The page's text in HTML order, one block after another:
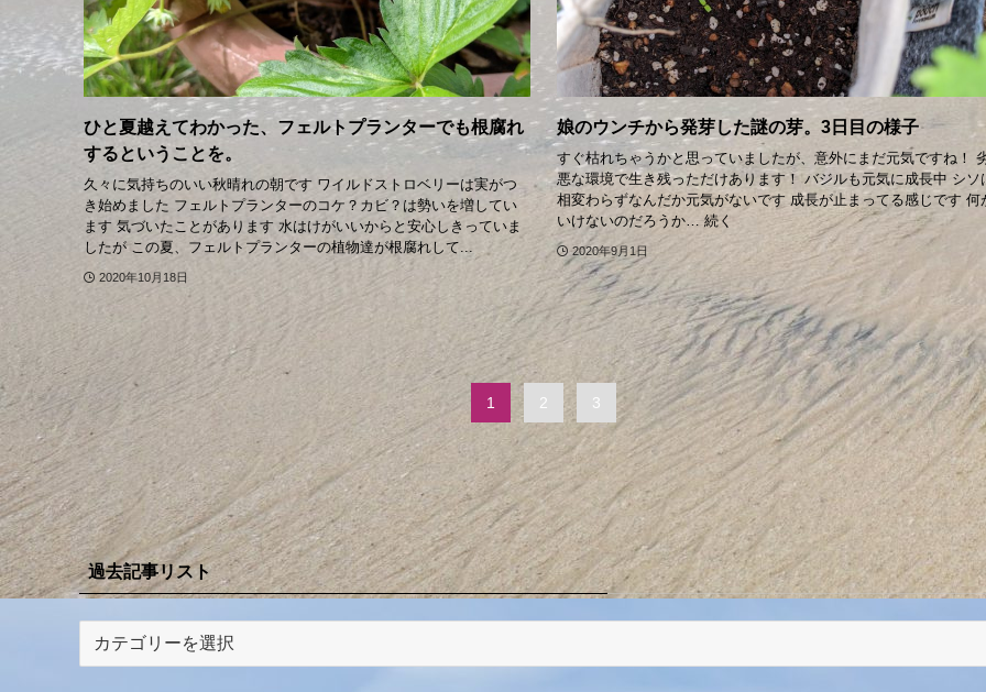
ひと夏越えてわかった、フェルトプランターでも根腐れ
するということを。
久々に気持ちのいい秋晴れの朝です ワイルドストロベリーは実がつ
き始めました フェルトプランターのコケ？カビ？は勢いを増してい
ます 気づいたことがあります 水はけがいいからと安心しきっていま
したが この夏、フェルトプランターの植物達が根腐れして...
2020年10月18日
娘のウンチから発芽した謎の芽。3日目の様子
すぐ枯れちゃうかと思っていましたが、意外にまだ元気ですね！
悪な環境で生き残っただけあります！ バジルも元気に成長中 シソ
相変わらずなんだか元気がないです 成長が止まってる感じです 何
いけないのだろうか… 続く
2020年9月1日
1 2 3
過去記事リスト